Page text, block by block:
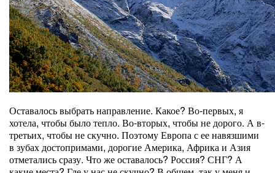
Оставалось выбрать направление. Какое? Во-первых, я
хотела, чтобы было тепло. Во-вторых, чтобы не дорого. А в-
третьих, чтобы не скучно. Поэтому Европа с ее навязшими
в зубах достопримами, дорогие Америка, Африка и Азия
отметались сразу. Что же оставалось? Россия? СНГ? А